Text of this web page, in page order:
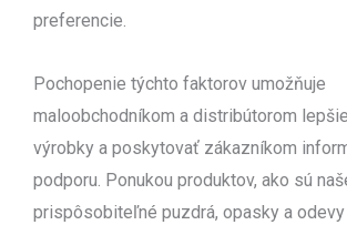
preferencie.
Pochopenie týchto faktorov umožňuje
maloobchodníkom a distribútorom
výrobky a poskytovať zákazníkom
podporu. Ponukou produktov, ako sú
prispôsobiteľné puzdrá, opasky a odevy